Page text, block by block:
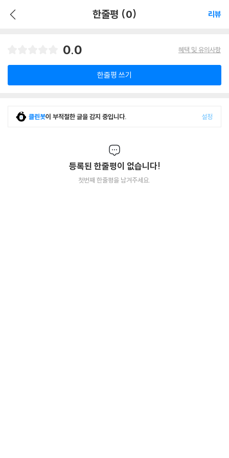
한줄평 (0) 리뷰
0.0 혜택 및 유의사항
한줄평 쓰기
클린봇이 부적절한 글을 감지 중입니다. 설정
등록된 한줄평이 없습니다!
첫번째 한줄평을 남겨주세요.